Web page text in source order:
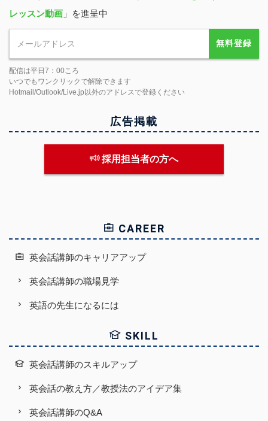
レッスン動画 」を進呈中
無料登録
配信は平日7：00ころ
いつでもワンクリックで解除できます
Hotmail/Outlook/Live.jp以外のアドレスで登録ください
広告掲載
採用担当者の方へ
CAREER
英会話講師のキャリアアップ
英会話講師の職場見学
英語の先生になるには
SKILL
英会話講師のスキルアップ
英会話の教え方／教授法のアイデア集
英会話講師のQ&A